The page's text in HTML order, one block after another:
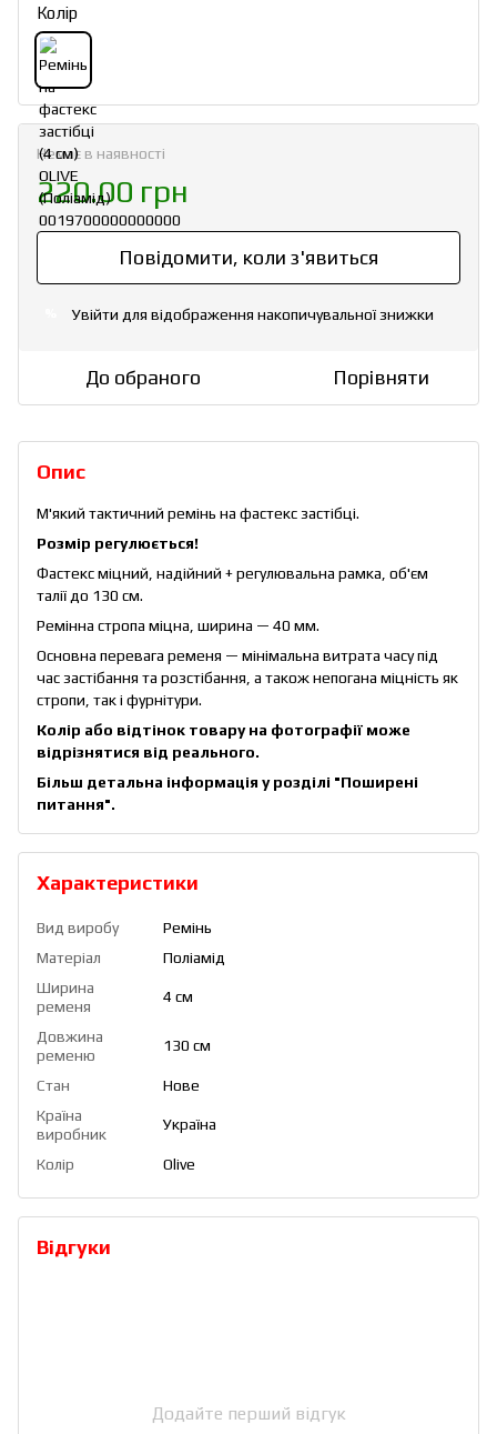
Колір
Немає в наявності
220.00 грн
Повідомити, коли з'явиться
Увійти для відображення накопичувальної знижки
До обраного Порівняти
Опис
М'який тактичний ремінь на фастекс застібці.
Розмір регулюється!
Фастекс міцний, надійний + регулювальна рамка, об'єм
талії до 130 см.
Ремінна стропа міцна, ширина — 40 мм.
Основна перевага ременя — мінімальна витрата часу під
час застібання та розстібання, а також непогана міцність як
стропи, так і фурнітури.
Колір або відтінок товару на фотографії може
відрізнятися від реального.
Більш детальна інформація у розділі "Поширені
питання".
Характеристики
Вид виробу
Ремінь
Матеріал
Поліамід
Ширина
ременя
4 см
Довжина
ременю
130 см
Стан
Нове
Країна
виробник
Україна
Колір Olive
Відгуки
Додайте перший відгук